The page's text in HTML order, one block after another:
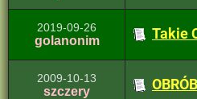
2019-09-26
golanonim Takie
2009-10-13
szczery